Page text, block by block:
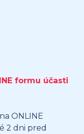
formu účasti
ONLINE
2 dni pred